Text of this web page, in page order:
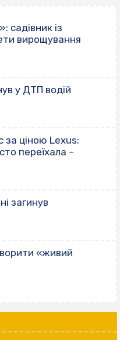
садівник із
вирощування
у ДТП водій
за ціною Lexus:
переїхала –
загинув
«живий